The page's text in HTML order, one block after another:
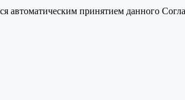
автоматическим принятием данного